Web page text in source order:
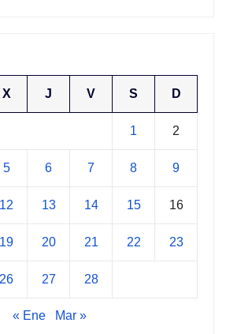
X J V S D
1 2
5 6 7 8 9
12 13 14 15 16
19 20 21 22 23
26 27 28
« Ene Mar »